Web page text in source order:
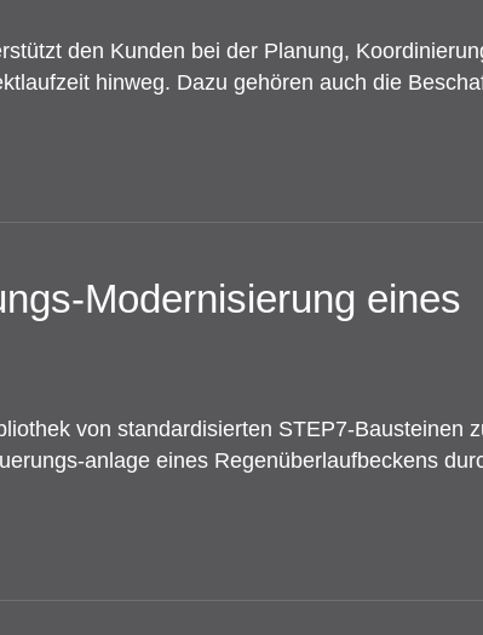
den Kunden bei der Planung,
hinweg. Dazu gehören auch die
Modernisierung eines
von standardisierten STEP7-Bausteinen
anlage eines Regenüberlaufbeckens